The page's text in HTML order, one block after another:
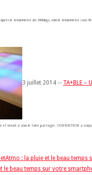
le tensiomètre de Withings, voici le tensiomètre
3 juillet 2014 -- TA+BLE –
tenait à vous le faire partager. CONNECTION a conçu
le beau temps sur votre